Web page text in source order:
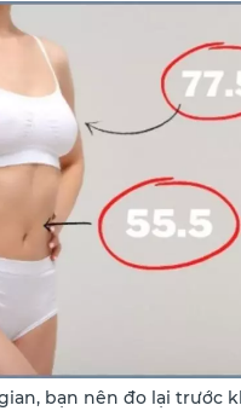
bạn nên đo lại trước